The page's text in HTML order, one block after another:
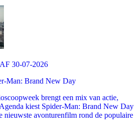
30-07-2026
Man: Brand New Day
brengt een mix van actie,
kiest Spider-Man: Brand New Day
nieuwste avonturenfilm rond de populaire